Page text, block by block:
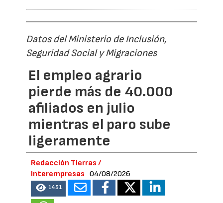
Datos del Ministerio de Inclusión,
Seguridad Social y Migraciones
El empleo agrario
pierde más de 40.000
afiliados en julio
mientras el paro sube
ligeramente
Redacción Tierras /
Interempresas
04/08/2026
1451